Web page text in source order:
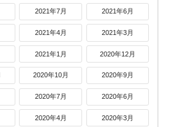
2021年7月 2021年6月
2021年4月 2021年3月
2021年1月 2020年12月
2020年10月 2020年9月
2020年7月 2020年6月
2020年4月 2020年3月